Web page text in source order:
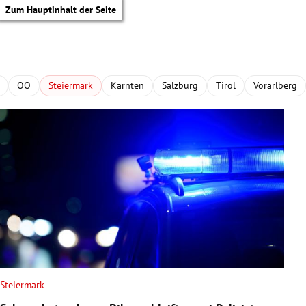
Zum Hauptinhalt der Seite
Untermenü
OÖ Steiermark Kärnten Salzburg Tirol Vorarlberg
Steiermark